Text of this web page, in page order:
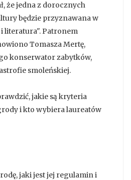
że jedna z dorocznych
będzie przyznawana w
literatura". Patronem
Tomasza Mertę,
konserwator zabytków,
smoleńskiej.
jakie są kryteria
i kto wybiera laureatów
jaki jest jej regulamin i